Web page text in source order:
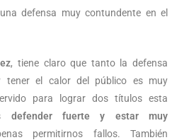
defensa muy contundente en el
, tiene claro que tanto la defensa
tener el calor del público es muy
para lograr dos títulos esta
defender fuerte y estar muy
permitirnos fallos. También